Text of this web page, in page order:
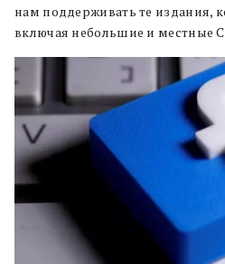
нам поддерживать те издания,
включая небольшие и местные